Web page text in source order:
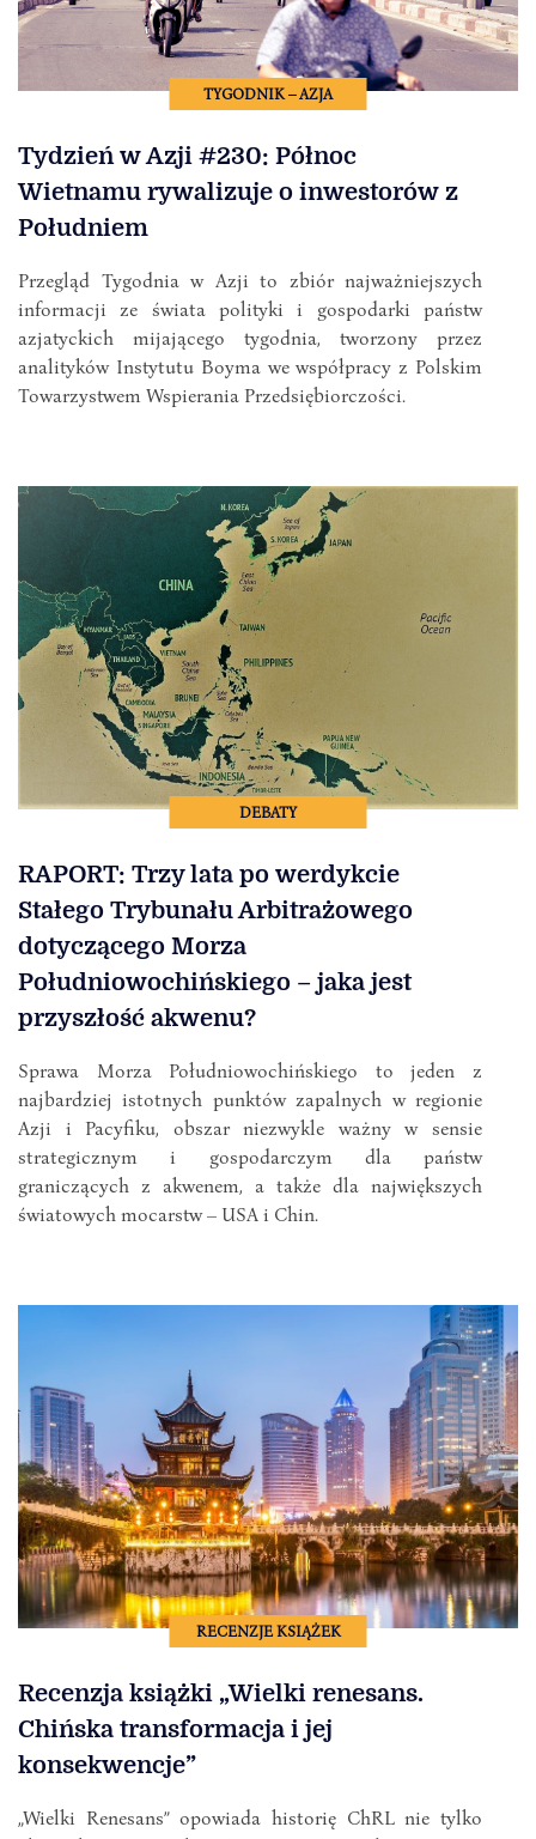
TYGODNIK – AZJA
Tydzień w Azji #230: Północ
Wietnamu rywalizuje o inwestorów z
Południem
Przegląd Tygodnia w Azji to zbiór najważniejszych
informacji ze świata polityki i gospodarki państw
azjatyckich mijającego tygodnia, tworzony przez
analityków Instytutu Boyma we współpracy z Polskim
Towarzystwem Wspierania Przedsiębiorczości.
DEBATY
RAPORT: Trzy lata po werdykcie
Stałego Trybunału Arbitrażowego
dotyczącego Morza
Południowochińskiego – jaka jest
przyszłość akwenu?
Sprawa Morza Południowochińskiego to jeden z
najbardziej istotnych punktów zapalnych w regionie
Azji i Pacyfiku, obszar niezwykle ważny w sensie
strategicznym i gospodarczym dla państw
graniczących z akwenem, a także dla największych
światowych mocarstw – USA i Chin.
RECENZJE KSIĄŻEK
Recenzja książki „Wielki renesans.
Chińska transformacja i jej
konsekwencje”
„Wielki Renesans” opowiada historię ChRL nie tylko